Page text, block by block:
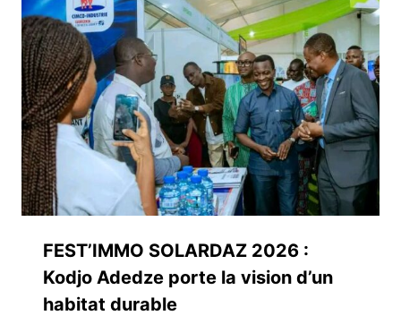
FEST’IMMO SOLARDAZ 2026 :
Kodjo Adedze porte la vision d’un
habitat durable